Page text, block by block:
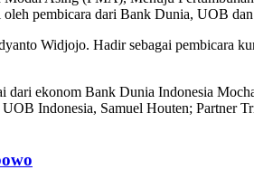
pembicara dari Bank Dunia, UOB
Widjojo. Hadir sebagai pembicara
ekonom Bank Dunia Indonesia
Indonesia, Samuel Houten; Partner